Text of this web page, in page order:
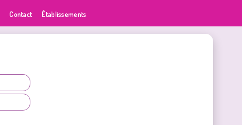
Contact Établissements